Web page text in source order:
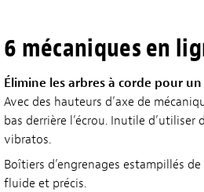
6 mécaniques en
Élimine les arbres à corde pour
Avec des hauteurs d’axe de
bas derrière l’écrou. Inutile
vibratos.
Boîtiers d’engrenages estampillés
fluide et précis.